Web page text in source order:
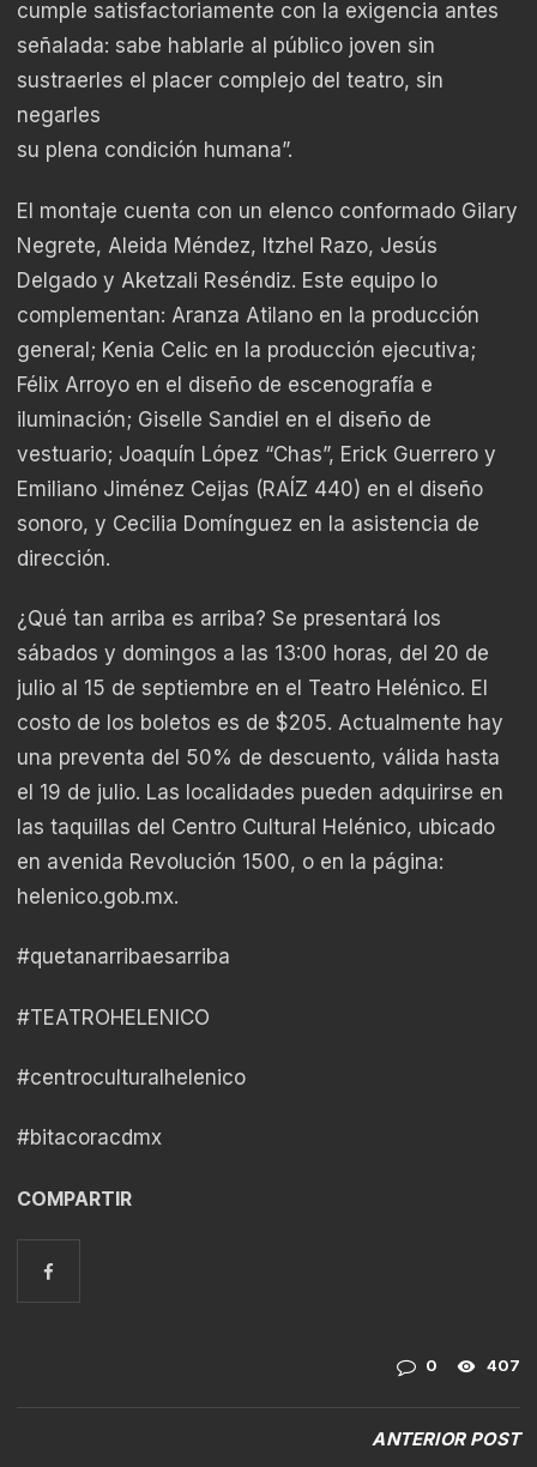
cumple satisfactoriamente con la exigencia antes
señalada: sabe hablarle al público joven sin
sustraerles el placer complejo del teatro, sin
negarles
su plena condición humana”.
El montaje cuenta con un elenco conformado Gilary
Negrete, Aleida Méndez, Itzhel Razo, Jesús
Delgado y Aketzali Reséndiz. Este equipo lo
complementan: Aranza Atilano en la producción
general; Kenia Celic en la producción ejecutiva;
Félix Arroyo en el diseño de escenografía e
iluminación; Giselle Sandiel en el diseño de
vestuario; Joaquín López “Chas”, Erick Guerrero y
Emiliano Jiménez Ceijas (RAÍZ 440) en el diseño
sonoro, y Cecilia Domínguez en la asistencia de
dirección.
¿Qué tan arriba es arriba? Se presentará los
sábados y domingos a las 13:00 horas, del 20 de
julio al 15 de septiembre en el Teatro Helénico. El
costo de los boletos es de $205. Actualmente hay
una preventa del 50% de descuento, válida hasta
el 19 de julio. Las localidades pueden adquirirse en
las taquillas del Centro Cultural Helénico, ubicado
en avenida Revolución 1500, o en la página:
helenico.gob.mx.
#quetanarribaesarriba
#TEATROHELENICO
#centroculturalhelenico
#bitacoracdmx
COMPARTIR
0 407
ANTERIOR POST